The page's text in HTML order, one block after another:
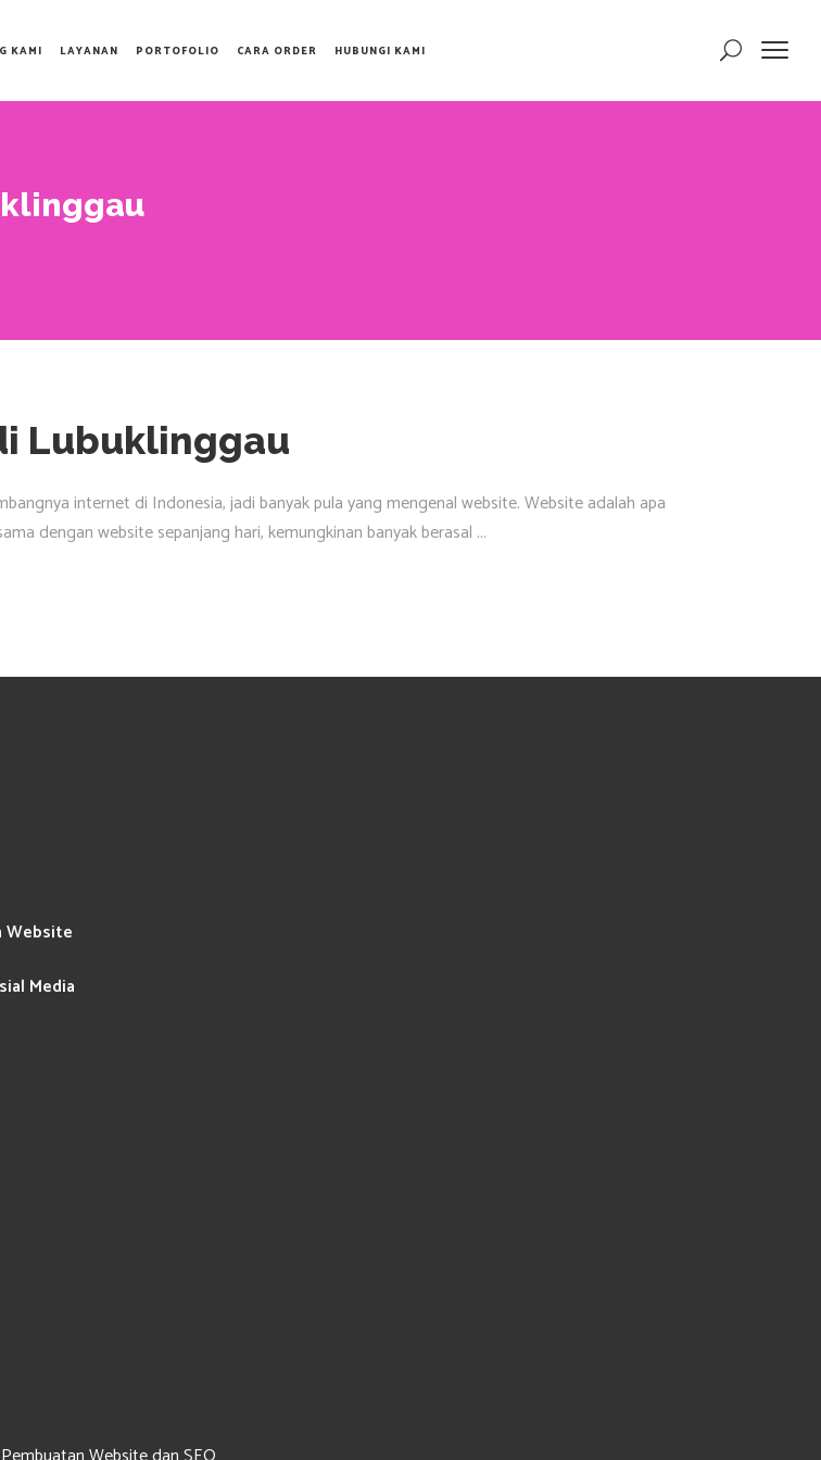
KAMI LAYANAN PORTOFOLIO CARA ORDER HUBUNGI KAMI
Lubuklinggau
internet di Indonesia, jadi banyak pula yang mengenal website. Website adalah apa
dengan website sepanjang hari, kemungkinan banyak berasal
Website
Media